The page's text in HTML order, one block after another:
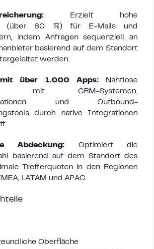
Erzielt hohe
(über 80 %) für E-Mails und
indem Anfragen sequenziell an
basierend auf dem Standort
werden.
über 1.000 Apps:Nahtlose
mit CRM-Systemen,
und Outbound-
durch native Integrationen
Abdeckung: Optimiert die
basierend auf dem Standort des
Trefferquoten in den Regionen
LATAM und APAC.
Oberfläche